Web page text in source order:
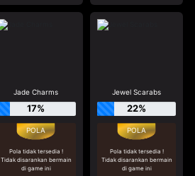
Jade Charms
17%
Pola tidak tersedia !
Tidak disarankan bermain
di game ini
Jewel Scarabs
22%
Pola tidak tersedia !
Tidak disarankan bermain
di game ini